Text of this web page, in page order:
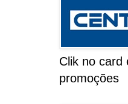
Clik no card
promoções